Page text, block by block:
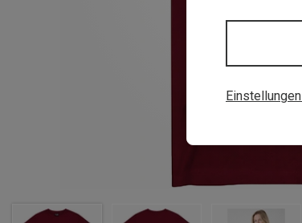
Einstellungen